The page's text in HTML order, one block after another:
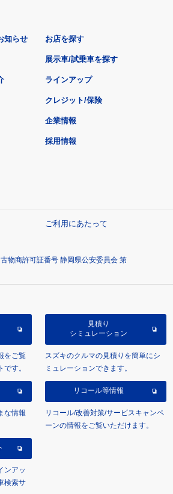
知らせ お店を探す
展示車/試乗車を探す
ラインアップ
クレジット/保険
企業情報
採用情報
ご利用にあたって
物商許可証番号 静岡県公安委員会 第
をご覧
す。
見積り
シミュレーション
スズキのクルマの見積りを簡単にシ
ミュレーションできます。
な情報
リコール等情報
リコール/改善対策/サービスキャンペ
ーンの情報をご覧いただけます。
ンアッ
検索サ